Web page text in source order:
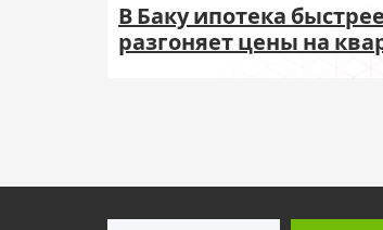
В Баку ипотека
разгоняет цены на